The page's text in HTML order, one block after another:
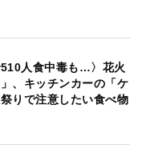
510人食中毒も…〉花火
、キッチンカーの「ケ
りで注意したい食べ物